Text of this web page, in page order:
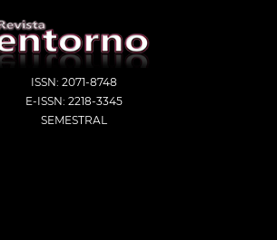
ISSN: 2071-8748
E-ISSN: 2218-3345
SEMESTRAL
EL IDIOMA ACTUAL ES: